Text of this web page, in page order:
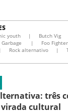
youth | Butch Vig
Garbage | Foo
Rock alternativo |
três
cultural